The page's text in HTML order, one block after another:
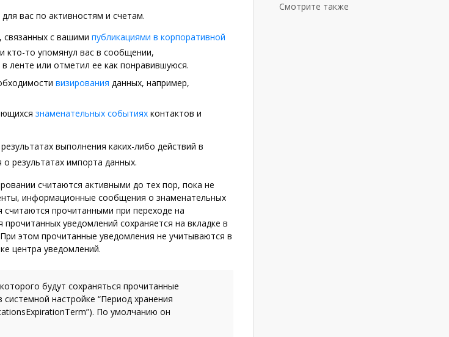
вас по активностям и счетам.
с вашими публикациями в корпоративной
кто-то упомянул вас в сообщении,
ленте или отметил ее как понравившуюся.
визирования данных, например,
знаменательных событиях контактов и
выполнения каких-либо действий в
результатах импорта данных.
считаются активными до тех пор, пока не
информационные сообщения о знаменательных
прочитанными при переходе на
уведомлений сохраняется на вкладке в
этом прочитанные уведомления не учитываются в
центра уведомлений.
будут сохраняться прочитанные
настройке “Период хранения
По умолчанию он
Смотрите также